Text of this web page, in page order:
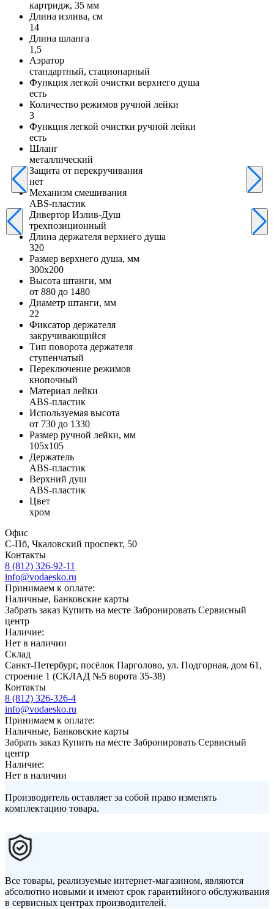
картридж, 35 мм
Длина излива, см
14
Длина шланга
1,5
Аэратор
стандартный, стационарный
Функция легкой очистки верхнего душа
есть
Количество режимов ручной лейки
3
Функция легкой очистки ручной лейки
есть
Шланг
металлический
Защита от перекручивания
нет
Механизм смешивания
ABS-пластик
Дивертор Излив-Душ
трехпозиционный
Длина держателя верхнего душа
320
Размер верхнего душа, мм
300х200
Высота штанги, мм
от 880 до 1480
Диаметр штанги, мм
22
Фиксатор держателя
закручивающийся
Тип поворота держателя
ступенчатый
Переключение режимов
кнопочный
Материал лейки
ABS-пластик
Используемая высота
от 730 до 1330
Размер ручной лейки, мм
105х105
Держатель
ABS-пластик
Верхний душ
ABS-пластик
Цвет
хром
Офис
С-Пб, Чкаловский проспект, 50
Контакты
8 (812) 326-92-11
info@vodaesko.ru
Принимаем к оплате:
Наличные, Банковские карты
Забрать заказ Купить на месте Забронировать Сервисный
центр
Наличие:
Нет в наличии
Склад
Санкт-Петербург, посёлок Парголово, ул. Подгорная, дом 61,
строение 1 (СКЛАД №5 ворота 35-38)
Контакты
8 (812) 326-326-4
info@vodaesko.ru
Принимаем к оплате:
Наличные, Банковские карты
Забрать заказ Купить на месте Забронировать Сервисный
центр
Наличие:
Нет в наличии
Производитель оставляет за собой право изменять
комплектацию товара.
Все товары, реализуемые интернет-магазином, являются
абсолютно новыми и имеют срок гарантийного обслуживания
в сервисных центрах производителей.